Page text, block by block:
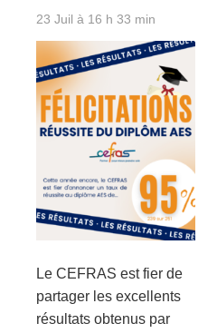
23 Juil à 16 h 33 min
Le CEFRAS est fier de
partager les excellents
résultats obtenus par